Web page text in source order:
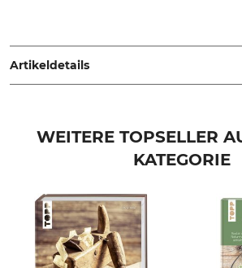
Germany, www.ulmer-verlag.de
Artikeldetails
Einband
Sprache
Deutsch
Modellbezeichnung
WEITERE TOPSELLER
KATEGORIE